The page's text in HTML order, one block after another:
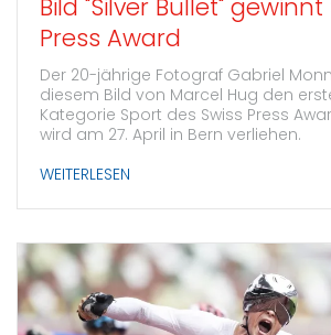
Bild "Silver Bullet" gewinnt
Press Award
Der 20-jährige Fotograf Gabriel
diesem Bild von Marcel Hug den
Kategorie Sport des Swiss Press
wird am 27. April in Bern verliehen.
WEITERLESEN